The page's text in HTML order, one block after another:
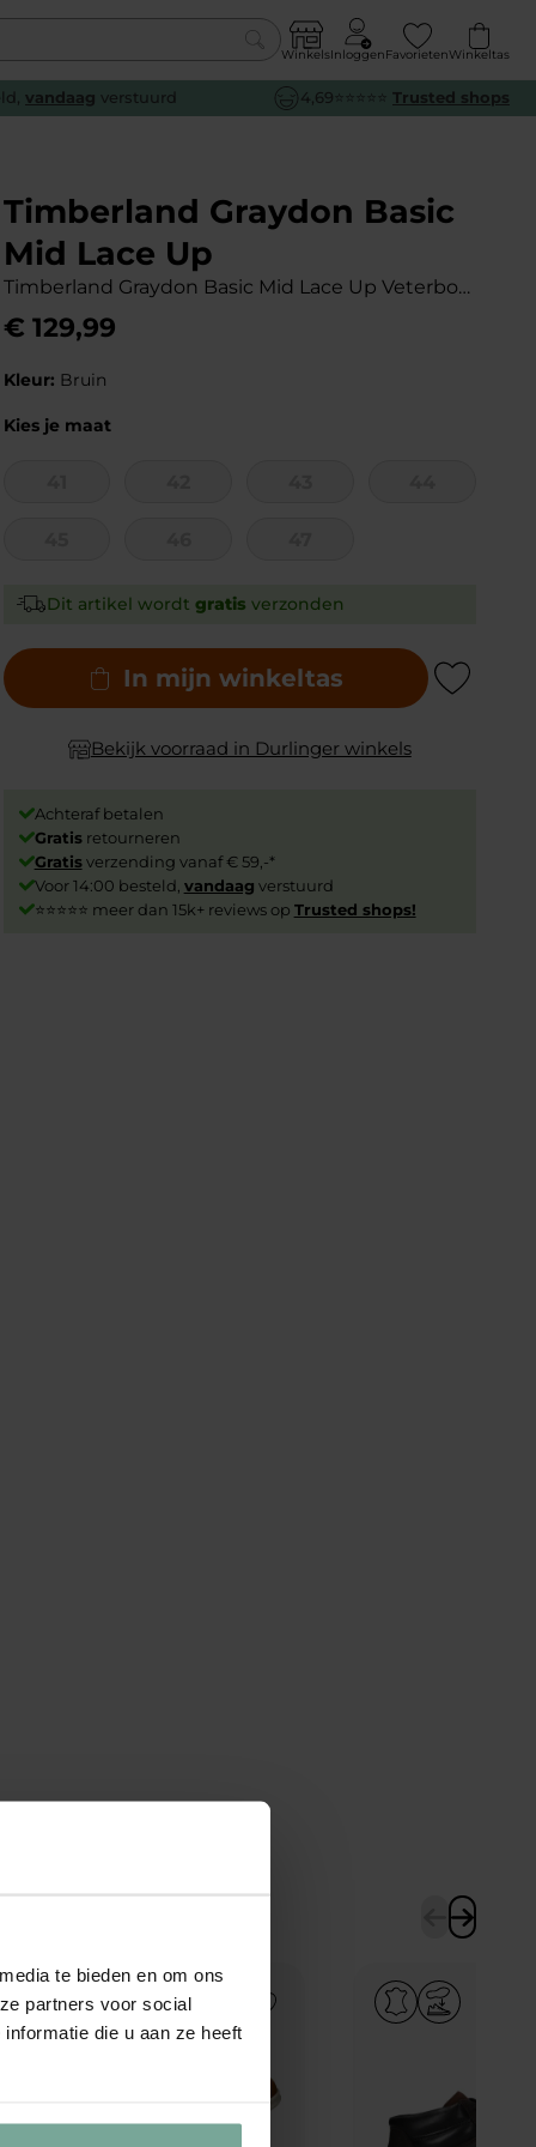
te bieden en om ons
partners voor social
die u aan ze heeft
WinkelsInloggenFavorietenWinkeltas
0
vandaag verstuurd 4,69⭐⭐⭐⭐⭐ Trusted shops
Timberland Graydon Basic
Mid Lace Up
Timberland Graydon Basic Mid Lace Up Veterboots Bruin Heren
€ 129,99
Kleur: Bruin
Kies je maat
Dit artikel wordt gratis verzonden
In mijn winkeltas Add to Wishlist
Bekijk voorraad in Durlinger winkels
Achteraf betalen
Gratisretourneren
Gratisverzending vanaf € 59,-*
Voor 14:00 besteld, vandaag verstuurd
⭐⭐⭐⭐⭐ meer dan 15k+ reviews op Trusted shops!
Add to Wishlist